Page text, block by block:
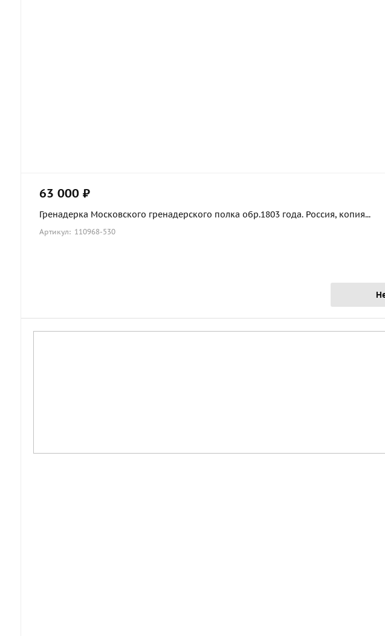
63 000 ₽
Гренадерка Московского гренадерского полка обр.1803 года. Россия, копия...
Артикул: 110968-530